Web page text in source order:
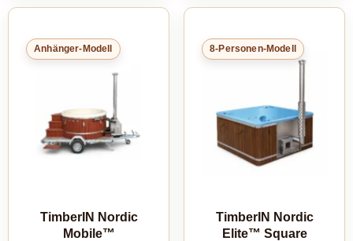
Anhänger-Modell
TimberIN Nordic
Mobile™
8-Personen-Modell
TimberIN Nordic
Elite™ Square